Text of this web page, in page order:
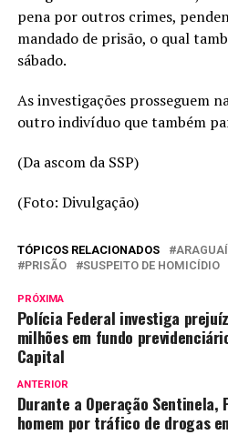
pena por outros crimes,
mandado de prisão, o qual
sábado.
As investigações prosseguem
outro indivíduo que também
(Da ascom da SSP)
(Foto: Divulgação)
TÓPICOS RELACIONADOS
PRISÃO
SUSPEITO DE HOMICÍDIO
PRÓXIMA
Polícia Federal investiga
milhões em fundo
Capital
ANTERIOR
Durante a Operação
homem por tráfico de drogas